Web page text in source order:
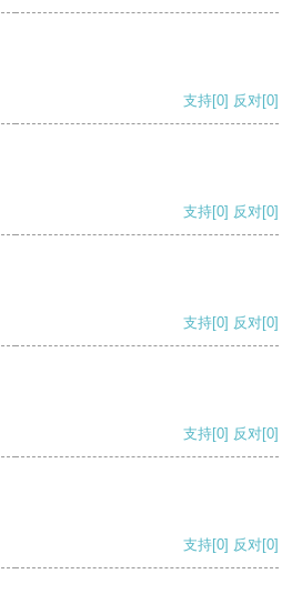
支持[0] 反对[0]
支持[0] 反对[0]
支持[0] 反对[0]
支持[0] 反对[0]
支持[0] 反对[0]